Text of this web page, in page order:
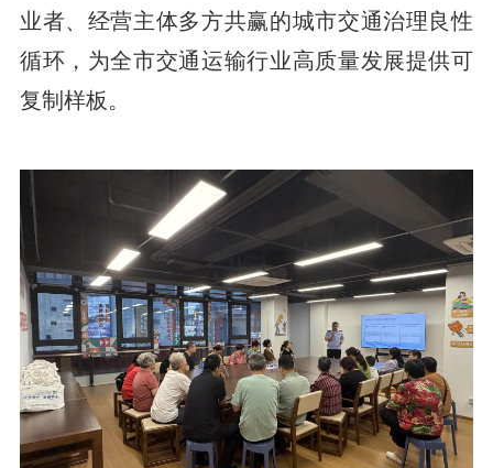
业者、经营主体多方共赢的城市交通治理良性
循环，为全市交通运输行业高质量发展提供可
复制样板。